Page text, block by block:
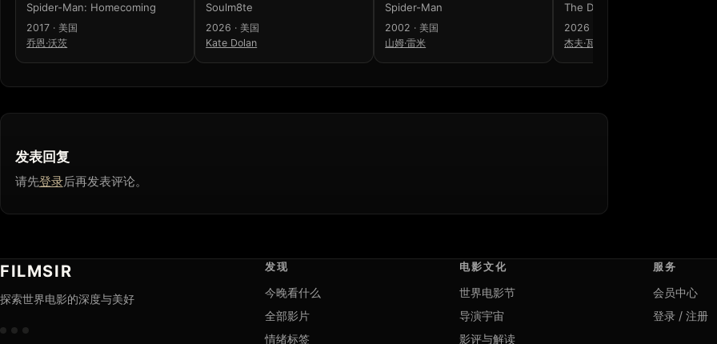
Spider-Man: Homecoming
2017 · 美国
乔恩·沃茨
Soulm8te
2026 · 美国
Kate Dolan
Spider-Man
2002 · 美国
山姆·雷米
The Devil's Mouth
2026 · 美国
杰夫·瓦德洛
发表回复
请先登录后再发表评论。
FILMSIR
探索世界电影的深度与美好
发现
今晚看什么
全部影片
情绪标签
电影文化
世界电影节
导演宇宙
影评与解读
服务
会员中心
登录 / 注册